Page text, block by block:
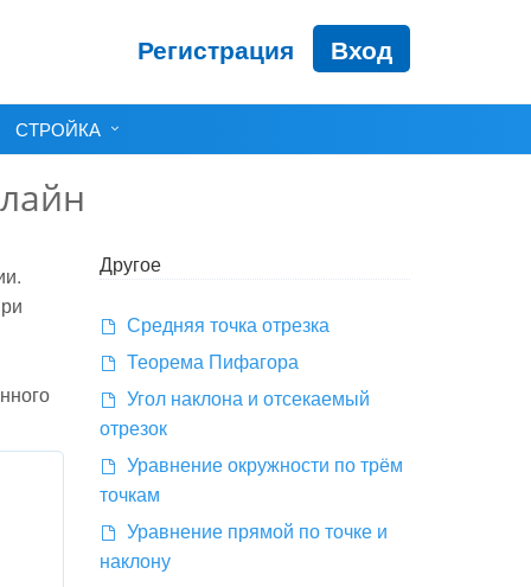
Регистрация Вход
СТРОЙКА
Другое
Средняя точка отрезка
Теорема Пифагора
Угол наклона и отсекаемый
отрезок
Уравнение окружности по трём
точкам
Уравнение прямой по точке и
наклону